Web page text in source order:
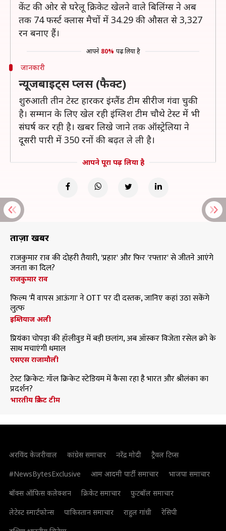
केंट की ओर से घरेलू क्रिकेट खेलने वाले बिलिंग्स ने अब
तक 74 फर्स्ट क्लास मैचों में 34.29 की औसत से 3,327
रन बनाए हैं।
आपने 80% पढ़ लिया है
जानकारी
न्यूजबाइट्स प्लस (फैक्ट)
शुरुआती तीन टेस्ट हारकर इंग्लैंड टीम सीरीज गंवा चुकी
है। सम्मान के लिए खेल रही इंग्लिश टीम चौथे टेस्ट में भी
संघर्ष कर रही है। खबर लिखे जाने तक ऑस्ट्रेलिया ने
दूसरी पारी में 350 रनों की बढ़त ले ली है।
आपने पूरा पढ़ लिया है
ताज़ा खबरें
राजकुमार राव की दोहरी तैयारी, 'प्रहार' और फिर 'रफ्तार' से जीतने आएंगे
जनता का दिल?
राजकुमार राव
फिल्म 'मैं वापस आऊंगा' ने OTT पर दी दस्तक, जानिए कहां उठा सकेंगे
लुत्फ
इम्तियाज अली
प्रियंका चोपड़ा की हॉलीवुड में बड़ी छलांग, अब ऑस्कर विजेता रसेल क्रो के
साथ मचाएंगी धमाल
एसएस राजामौली
टेस्ट क्रिकेट: गॉल क्रिकेट स्टेडियम में कैसा रहा है भारत और श्रीलंका का
प्रदर्शन?
भारतीय क्रिकेट टीम
अरविंद केजरीवाल कांग्रेस समाचार नरेंद्र मोदी
ट्रैवल टिप्स
#NewsBytesExclusive
आम आदमी पार्टी समाचार
भाजपा समाचार
बॉक्स ऑफिस कलेक्शन
क्रिकेट समाचार
फुटबॉल समाचार
लेटेस्ट स्मार्टफोन्स
पाकिस्तान समाचार राहुल गांधी
रेसिपी